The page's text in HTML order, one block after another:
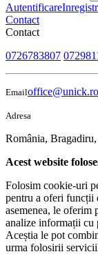
Autentificare
Contact
Contact
0726783807
Email
Adresa
România,
Acest website
Folosim cookie-uri
pentru a oferi funcții
asemenea, le oferim
analize informații cu
Aceștia le pot
urma folosirii